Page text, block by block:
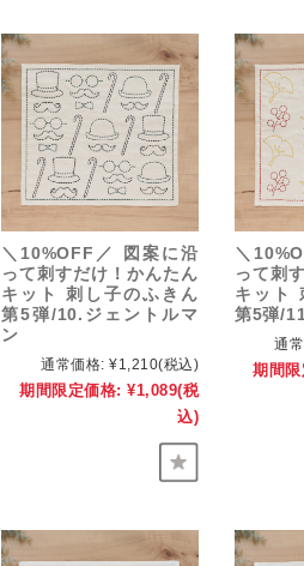
＼10%OFF／ 図案に沿
って刺すだけ！かんたん
キット 刺し子のふきん
第5弾/10.ジェントルマ
ン
通常価格: ¥1,210(税込)
期間限定価格: ¥1,089(税
込)
＼
って刺
キット
第5弾/
通
期間